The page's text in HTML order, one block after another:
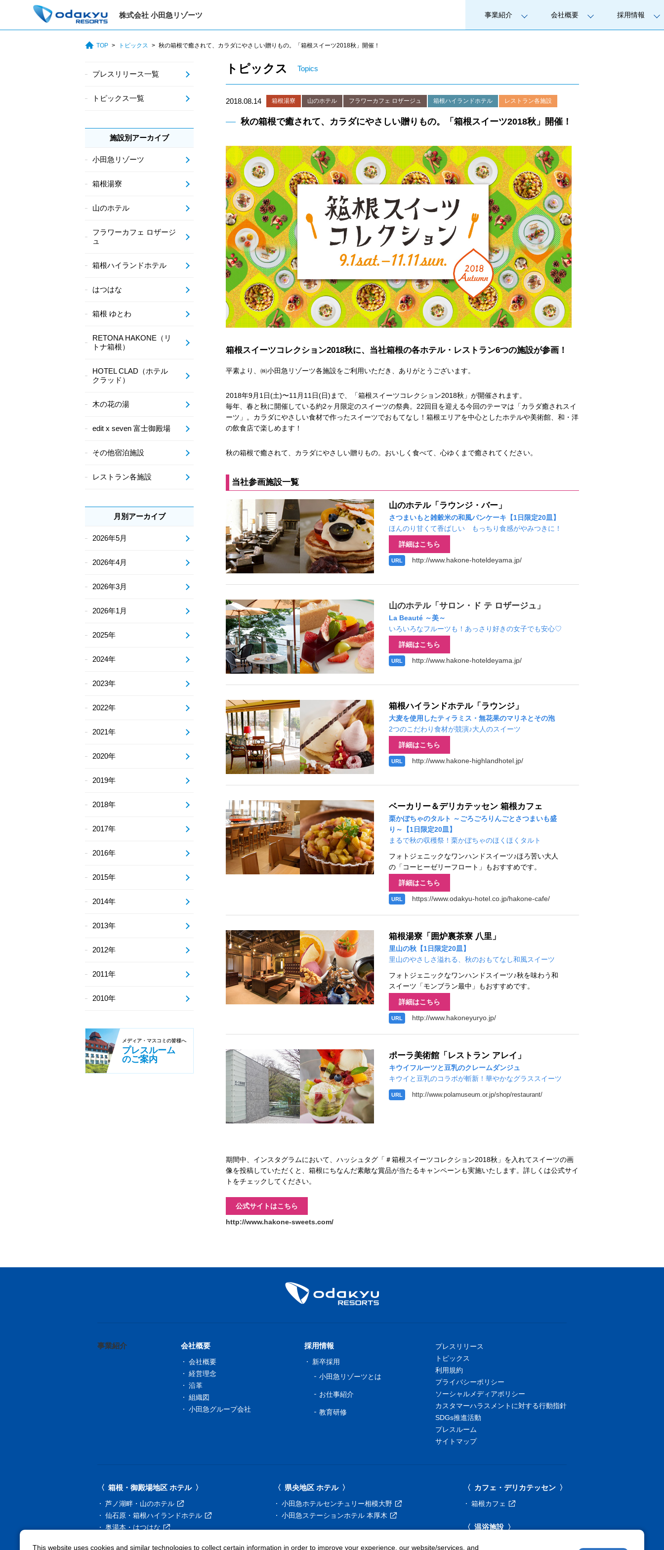
株式会社 小田急リゾーツ 事業紹介 会社概要 採用情報
TOP トピックス 秋の箱根で癒されて、カラダにやさしい贈りもの。「箱根スイーツ2018秋」開催！
トピックス Topics
2018.08.14 箱根湯寮 山のホテル フラワーカフェ ロザージュ 箱根ハイランドホテル レストラン各施設
秋の箱根で癒されて、カラダにやさしい贈りもの。「箱根スイーツ2018秋」開催！
箱根スイーツコレクション2018秋に、当社箱根の各ホテル・レストラン6つの施設が参画！
平素より、㈱小田急リゾーツ各施設をご利用いただき、ありがとうございます。
2018年9月1日(土)〜11月11日(日)まで、「箱根スイーツコレクション2018秋」が開催されます。
毎年、春と秋に開催している約2ヶ月限定のスイーツの祭典。22回目を迎える今回のテーマは「カラダ癒されスイ
ーツ」。カラダにやさしい食材で作ったスイーツでおもてなし！箱根エリアを中心としたホテルや美術館、和・洋
の飲食店で楽しめます！
秋の箱根で癒されて、カラダにやさしい贈りもの。おいしく食べて、心ゆくまで癒されてください。
当社参画施設一覧
山のホテル「ラウンジ・バー」
さつまいもと雑穀米の和風パンケーキ【1日限定20皿】
ほんのり甘くて香ばしい もっちり食感がやみつきに！
詳細はこちら
URL http://www.hakone-hoteldeyama.jp/
山のホテル「サロン・ド テ ロザージュ」
La Beauté ～美～
いろいろなフルーツも！あっさり好きの女子でも安心♡
詳細はこちら
URL http://www.hakone-hoteldeyama.jp/
箱根ハイランドホテル「ラウンジ」
大麦を使用したティラミス・無花果のマリネとその泡
2つのこだわり食材が競演♪大人のスイーツ
詳細はこちら
URL http://www.hakone-highlandhotel.jp/
ベーカリー＆デリカテッセン 箱根カフェ
栗かぼちゃのタルト ～ごろごろりんごとさつまいも盛
り～【1日限定20皿】
まるで秋の収穫祭！栗かぼちゃのほくほくタルト
フォトジェニックなワンハンドスイーツ♪ほろ苦い大人
の「コーヒーゼリーフロート」もおすすめです。
詳細はこちら
URL https://www.odakyu-hotel.co.jp/hakone-cafe/
箱根湯寮「囲炉裏茶寮 八里」
里山の秋【1日限定20皿】
里山のやさしさ溢れる、秋のおもてなし和風スイーツ
フォトジェニックなワンハンドスイーツ♪秋を味わう和
スイーツ「モンブラン最中」もおすすめです。
詳細はこちら
URL http://www.hakoneyuryo.jp/
ポーラ美術館「レストラン アレイ」
キウイフルーツと豆乳のクレームダンジュ
キウイと豆乳のコラボが斬新！華やかなグラススイーツ
URL http://www.polamuseum.or.jp/shop/restaurant/
期間中、インスタグラムにおいて、ハッシュタグ「＃箱根スイーツコレクション2018秋」を入れてスイーツの画
像を投稿していただくと、箱根にちなんだ素敵な賞品が当たるキャンペーンも実施いたします。詳しくは公式サイ
トをチェックしてください。
公式サイトはこちら
http://www.hakone-sweets.com/
プレスリリース一覧
トピックス一覧
施設別アーカイブ
小田急リゾーツ
箱根湯寮
山のホテル
フラワーカフェ ロザージ
ュ
箱根ハイランドホテル
はつはな
箱根 ゆとわ
RETONA HAKONE（リ
トナ箱根）
HOTEL CLAD（ホテル
クラッド）
木の花の湯
edit x seven 富士御殿場
その他宿泊施設
レストラン各施設
月別アーカイブ
2026年5月
2026年4月
2026年3月
2026年1月
2025年
2024年
2023年
2022年
2021年
2020年
2019年
2018年
2017年
2016年
2015年
2014年
2013年
2012年
2011年
2010年
メディア・ マスコミの皆様へ
プレスルーム
のご案内
事業紹介 会社概要
会社概要
経営理念
沿革
組織図
小田急グループ会社
採用情報
新卒採用
小田急リゾーツとは
お仕事紹介
教育研修
プレスリリース
トピックス
利用規約
プライバシーポリシー
ソーシャルメディアポリシー
カスタマーハラスメントに対する行動指針
SDGs推進活動
プレスルーム
サイトマップ
箱根・御殿場地区 ホテル
芦ノ湖畔・山のホテル
仙石原・箱根ハイランドホテル
奥湯本・はつはな
県央地区 ホテル
小田急ホテルセンチュリー相模大野
小田急ステーションホテル 本厚木
カフェ・デリカテッセン
箱根カフェ
温浴施設
箱根湯本・箱根湯寮
This website uses cookies and similar technologies to collect certain information in order to improve your experience, our website/services, and